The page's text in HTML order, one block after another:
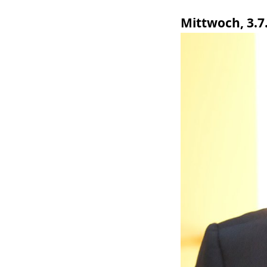
Mittwoch,
angezeigt.